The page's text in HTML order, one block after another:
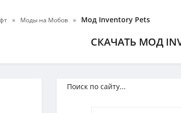
» Моды на Мобов » Мод Inventory Pets
СКАЧАТЬ МОД